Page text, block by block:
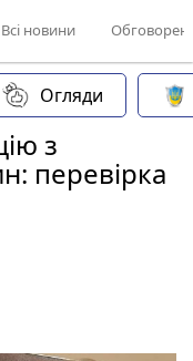
Всі новини
Огляди
з
перевірка